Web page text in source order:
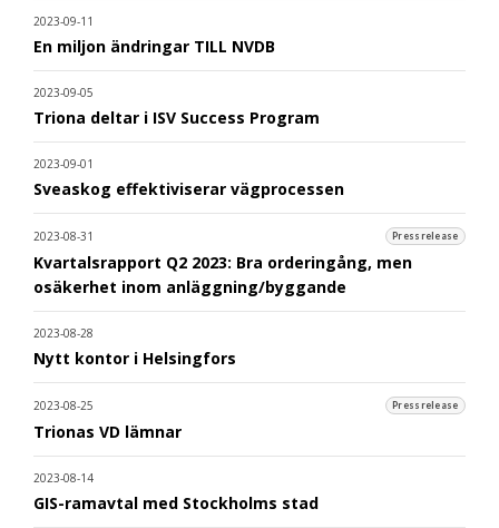
2023-09-11
En miljon ändringar TILL NVDB
2023-09-05
Triona deltar i ISV Success Program
2023-09-01
Sveaskog effektiviserar vägprocessen
2023-08-31 Pressrelease
Kvartalsrapport Q2 2023: Bra orderingång, men
osäkerhet inom anläggning/byggande
2023-08-28
Nytt kontor i Helsingfors
2023-08-25 Pressrelease
Trionas VD lämnar
2023-08-14
GIS-ramavtal med Stockholms stad